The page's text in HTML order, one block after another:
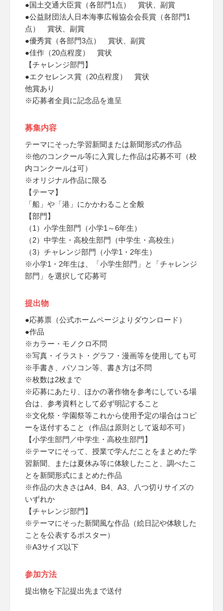
●国土交通大臣賞（各部門1点） 賞状、副賞
●公益財団法人日本海事広報協会会長賞（各部門1
点） 賞状、副賞
●優秀賞（各部門3点） 賞状、副賞
●佳作（20点程度） 賞状
【チャレンジ部門】
●エクセレンス賞（20点程度） 賞状
他賞あり
※応募者全員に記念品を進呈
募集内容
テーマにそった学習新聞または新聞形式の作品
※他のコンクール等に入賞した作品は応募不可（校
内コンクールは可）
※オリジナル作品に限る
【テーマ】
「船」や「港」にかかわること全般
【部門】
（1）小学生部門（小学1～6年生）
（2）中学生・高校生部門（中学生・高校生）
（3）チャレンジ部門（小学1・2年生）
※小学1・2年生は、「小学生部門」と「チャレンジ
部門」を選択して応募可
提出物
●応募票（公式ホームページよりダウンロード）
●作品
※カラー・モノクロ不問
※写真・イラスト・グラフ・漫画等を使用しても可
※手書き、パソコン等、書き方は不問
※枚数は2枚まで
※応募にあたり、ほかの著作物を参考にしている場
合は、参考資料として必ず明記すること
※文化祭・学園祭等これから使用予定の場合はコピ
ーを送付すること（作品は原則として返却不可）
【小学生部門／中学生・高校生部門】
※テーマにそって、授業で学んだことをまとめた学
習新聞、または夏休み等に体験したこと、調べたこ
とを新聞形式にまとめた作品
※作品の大きさはA4、B4、A3、八つ切りサイズの
いずれか
【チャレンジ部門】
※テーマにそった新聞風な作品（絵日記や体験した
ことを公表するポスター）
※A3サイズ以下
参加方法
提出物を下記提出先まで送付